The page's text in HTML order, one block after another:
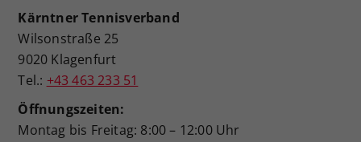
Kärntner Tennisverband
Wilsonstraße 25
9020 Klagenfurt
Tel.: +43 463 233 51
Öffnungszeiten:
Montag bis Freitag: 8:00 – 12:00 Uhr